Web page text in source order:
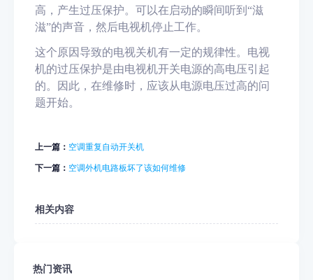
高，产生过压保护。可以在启动的瞬间听到“滋
滋”的声音，然后电视机停止工作。
这个原因导致的电视关机有一定的规律性。电视
机的过压保护是由电视机开关电源的高电压引起
的。因此，在维修时， 应该从电源电压过高的问
题开始。
上一篇： 空调重复自动开关机
下一篇： 空调外机电路板坏了该如何维修
相关内容
热门资讯